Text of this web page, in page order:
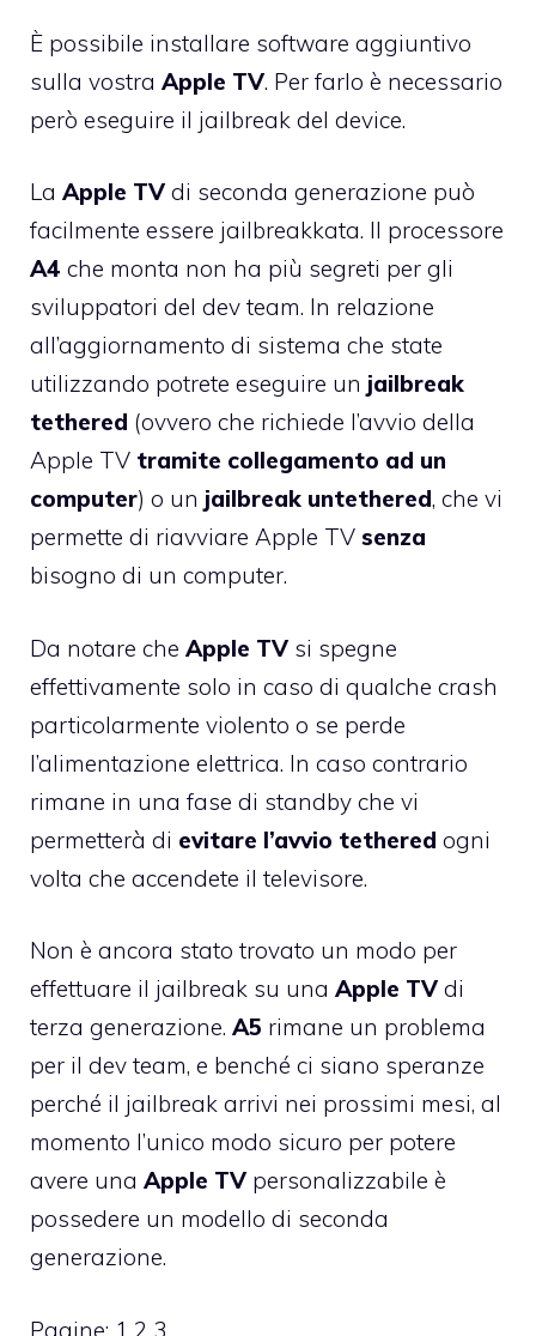
È possibile installare software aggiuntivo
sulla vostra Apple TV. Per farlo è necessario
però eseguire il jailbreak del device.
La Apple TV di seconda generazione può
facilmente essere jailbreakkata. Il processore
A4 che monta non ha più segreti per gli
sviluppatori del dev team. In relazione
all’aggiornamento di sistema che state
utilizzando potrete eseguire un jailbreak
tethered (ovvero che richiede l’avvio della
Apple TV tramite collegamento ad un
computer) o un jailbreak untethered, che vi
permette di riavviare Apple TV senza
bisogno di un computer.
Da notare che Apple TV si spegne
effettivamente solo in caso di qualche crash
particolarmente violento o se perde
l’alimentazione elettrica. In caso contrario
rimane in una fase di standby che vi
permetterà di evitare l’avvio tethered ogni
volta che accendete il televisore.
Non è ancora stato trovato un modo per
effettuare il jailbreak su una Apple TV di
terza generazione. A5 rimane un problema
per il dev team, e benché ci siano speranze
perché il jailbreak arrivi nei prossimi mesi, al
momento l’unico modo sicuro per potere
avere una Apple TV personalizzabile è
possedere un modello di seconda
generazione.
Pagine: 1 2 3